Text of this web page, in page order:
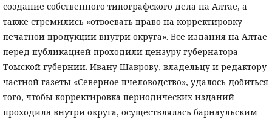
создание собственного типографского дела на Алтае, а
также стремились «отвоевать право на корректировку
печатной продукции внутри округа». Все издания на Алтае
перед публикацией проходили цензуру губернатора
Томской губернии. Ивану Шаврову, владельцу и редактору
частной газеты «Северное пчеловодство», удалось добиться
того, чтобы корректировка периодических изданий
проходила внутри округа, осуществлялась барнаульским